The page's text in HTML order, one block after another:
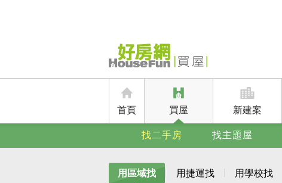
首頁 買屋 新建案
找二手房 找主題屋
用區域找 用捷運找 用學校找